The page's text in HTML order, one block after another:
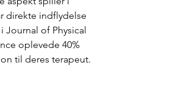
direkte indflydelse
Journal of Physical
oplevede 40%
til deres terapeut.